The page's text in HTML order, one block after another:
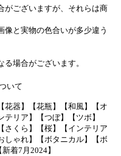
ございますが、それらは商
と実物の色合いが多少違う
場合がございます。
花器】【花瓶】【和風】【オ
リア】【つぼ】【ツボ】
さくら】【桜】【インテリア
しゃれ】【ボタニカル】【ボ
着7月2024】